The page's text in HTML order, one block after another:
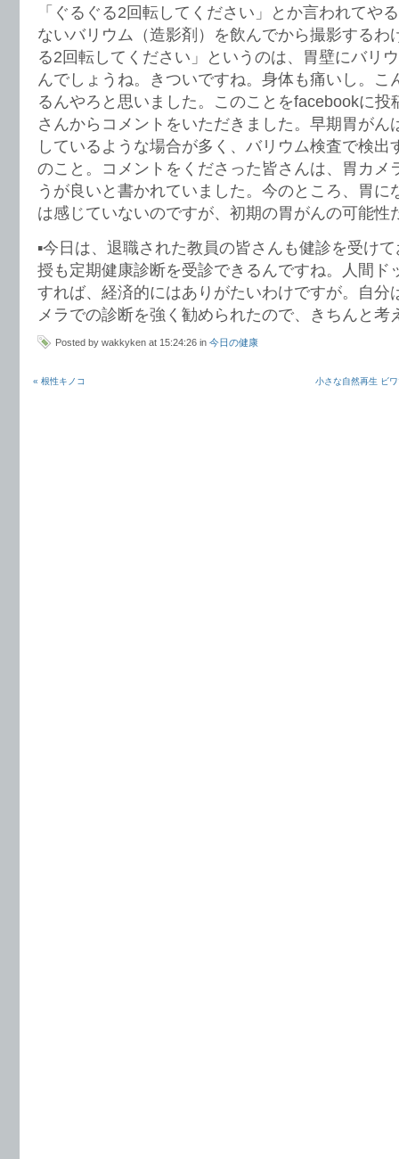
「ぐるぐる2回転してください」とか言われてや
ないバリウム（造影剤）を飲んでから撮影するわ
る2回転してください」というのは、胃壁にバリ
んでしょうね。きついですね。身体も痛いし。こ
るんやろと思いました。このことをfacebookに投
さんからコメントをいただきました。早期胃がん
しているような場合が多く、バリウム検査で検出
のこと。コメントをくださった皆さんは、胃カメ
うが良いと書かれていました。今のところ、胃に
は感じていないのですが、初期の胃がんの可能性
▪️今日は、退職された教員の皆さんも健診を受け
授も定期健康診断を受診できるんですね。人間ド
すれば、経済的にはありがたいわけですが。自分
メラでの診断を強く勧められたので、きちんと考
Posted by wakkyken at 15:24:26 in 今日の健康
小さな自然再生 ビ
« 根性キノコ